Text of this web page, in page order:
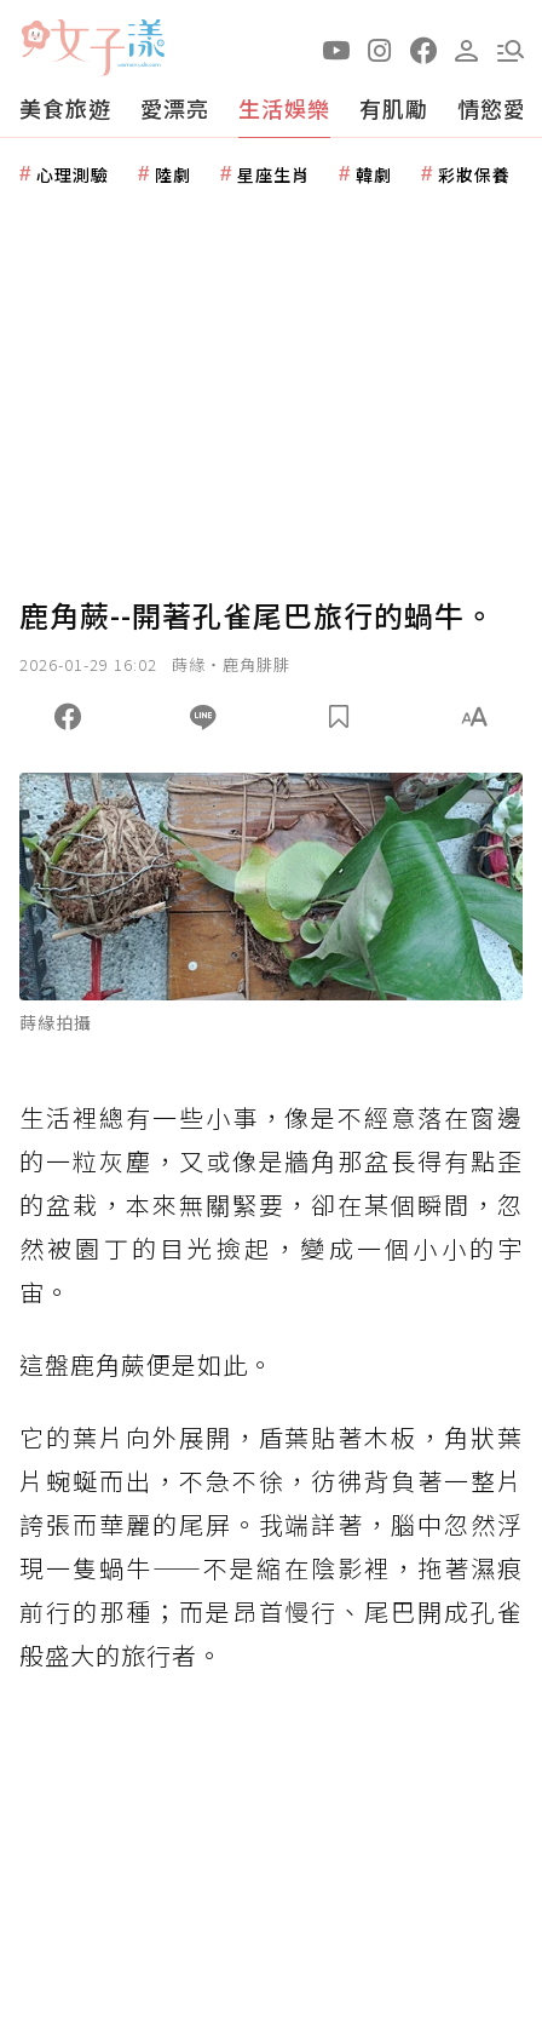
美食旅遊 愛漂亮 生活娛樂 有肌勵 情慾愛
心理測驗 陸劇 星座生肖 韓劇 彩妝保養
鹿角蕨--開著孔雀尾巴旅行的蝸牛。
2026-01-29 16:02 蒔緣‧鹿角腓腓
蒔緣拍攝
生活裡總有一些小事，像是不經意落在窗邊
的一粒灰塵，又或像是牆角那盆長得有點歪
的盆栽，本來無關緊要，卻在某個瞬間，忽
然被園丁的目光撿起，變成一個小小的宇
宙。
這盤鹿角蕨便是如此。
它的葉片向外展開，盾葉貼著木板，角狀葉
片蜿蜒而出，不急不徐，彷彿背負著一整片
誇張而華麗的尾屏。我端詳著，腦中忽然浮
現一隻蝸牛——不是縮在陰影裡，拖著濕痕
前行的那種；而是昂首慢行、尾巴開成孔雀
般盛大的旅行者。